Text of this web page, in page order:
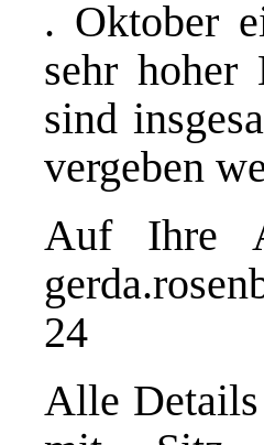
. Oktober
sehr hoher
sind
vergeben
Auf Ihre
24
Alle